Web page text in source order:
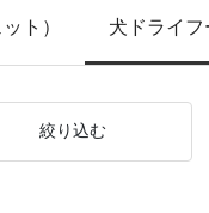
ト） 犬ドライフ
絞り込む